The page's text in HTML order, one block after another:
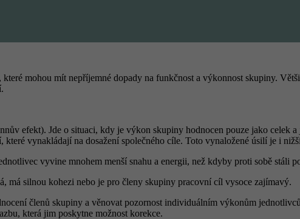
mohou mít nepříjemné dopady na funkčnost a výkonnost skupiny.
efekt). Jde o situaci, kdy je výkon skupiny hodnocen pouze jako celek
vynakládají na dosažení společného cíle. Toto vynaložené úsilí je i
vyvine mnohem menší snahu a energii, než kdyby proti sobě stáli
má silnou kohezi nebo je pro členy skupiny pracovní cíl vysoce zajímavý.
členů skupiny a věnovat pozornost individuálním výkonům
která jim poskytne možnost korekce.